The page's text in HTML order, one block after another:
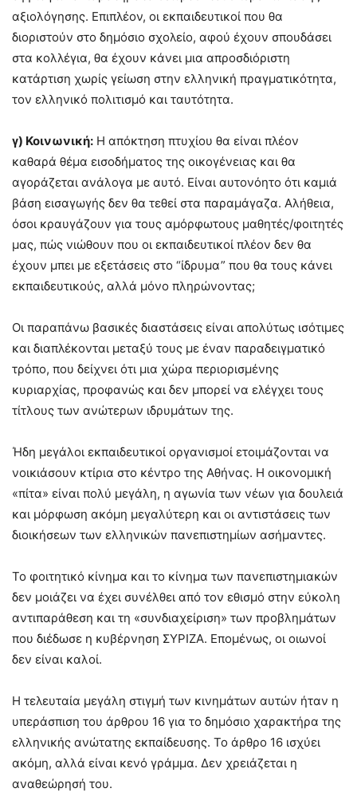
αξιολόγησης. Επιπλέον, οι εκπαιδευτικοί που θα
διοριστούν στο δημόσιο σχολείο, αφού έχουν σπουδάσει
στα κολλέγια, θα έχουν κάνει μια απροσδιόριστη
κατάρτιση χωρίς γείωση στην ελληνική πραγματικότητα,
τον ελληνικό πολιτισμό και ταυτότητα.
γ) Κοινωνική: Η απόκτηση πτυχίου θα είναι πλέον
καθαρά θέμα εισοδήματος της οικογένειας και θα
αγοράζεται ανάλογα με αυτό. Είναι αυτονόητο ότι καμιά
βάση εισαγωγής δεν θα τεθεί στα παραμάγαζα. Αλήθεια,
όσοι κραυγάζουν για τους αμόρφωτους μαθητές/φοιτητές
μας, πώς νιώθουν που οι εκπαιδευτικοί πλέον δεν θα
έχουν μπει με εξετάσεις στο “ίδρυμα” που θα τους κάνει
εκπαιδευτικούς, αλλά μόνο πληρώνοντας;
Οι παραπάνω βασικές διαστάσεις είναι απολύτως ισότιμες
και διαπλέκονται μεταξύ τους με έναν παραδειγματικό
τρόπο, που δείχνει ότι μια χώρα περιορισμένης
κυριαρχίας, προφανώς και δεν μπορεί να ελέγχει τους
τίτλους των ανώτερων ιδρυμάτων της.
Ήδη μεγάλοι εκπαιδευτικοί οργανισμοί ετοιμάζονται να
νοικιάσουν κτίρια στο κέντρο της Αθήνας. Η οικονομική
«πίτα» είναι πολύ μεγάλη, η αγωνία των νέων για δουλειά
και μόρφωση ακόμη μεγαλύτερη και οι αντιστάσεις των
διοικήσεων των ελληνικών πανεπιστημίων ασήμαντες.
Το φοιτητικό κίνημα και το κίνημα των πανεπιστημιακών
δεν μοιάζει να έχει συνέλθει από τον εθισμό στην εύκολη
αντιπαράθεση και τη «συνδιαχείριση» των προβλημάτων
που διέδωσε η κυβέρνηση ΣΥΡΙΖΑ. Επομένως, οι οιωνοί
δεν είναι καλοί.
Η τελευταία μεγάλη στιγμή των κινημάτων αυτών ήταν η
υπεράσπιση του άρθρου 16 για το δημόσιο χαρακτήρα της
ελληνικής ανώτατης εκπαίδευσης. Το άρθρο 16 ισχύει
ακόμη, αλλά είναι κενό γράμμα. Δεν χρειάζεται η
αναθεώρησή του.